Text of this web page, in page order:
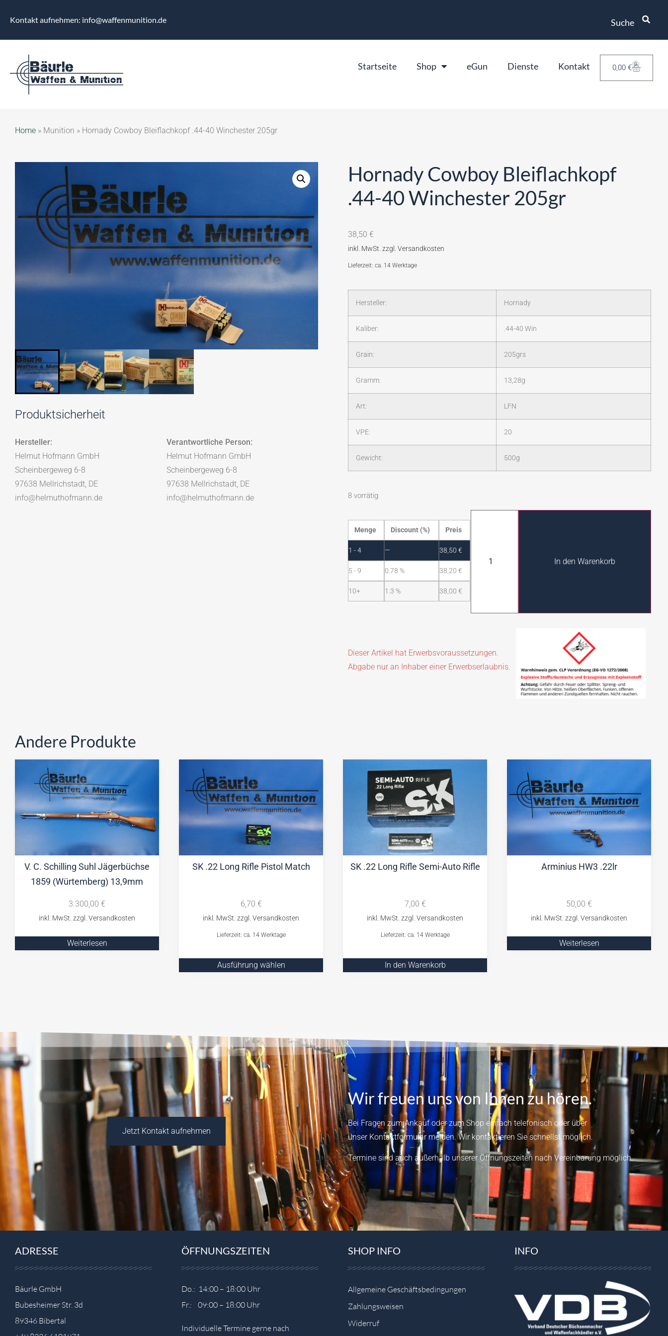
Kontakt aufnehmen: info@waffenmunition.de Suche
Startseite Shop eGun Dienste Kontakt 0,00 € 0
Home » Munition » Hornady Cowboy Bleiflachkopf .44-40 Winchester 205gr
Produktsicherheit
Hersteller:
Helmut Hofmann GmbH
Scheinbergeweg 6-8
97638 Mellrichstadt, DE
info@helmuthofmann.de
Verantwortliche Person:
Helmut Hofmann GmbH
Scheinbergeweg 6-8
97638 Mellrichstadt, DE
info@helmuthofmann.de
Hornady Cowboy Bleiflachkopf
.44-40 Winchester 205gr
38,50 €
Lieferzeit: ca. 14 Werktage
Hersteller: Hornady
Kaliber: .44-40 Win
Grain: 205grs
Gramm: 13,28g
Art: LFN
VPE: 20
Gewicht: 500g
8 vorrätig
Menge Discount (%) Preis
1 - 4 — 38,50 €
5 - 9 0.78 % 38,20 €
10+ 1.3 % 38,00 €
In den Warenkorb
Dieser Artikel hat Erwerbsvoraussetzungen.
Abgabe nur an Inhaber einer Erwerbserlaubnis.
Andere Produkte
V. C. Schilling Suhl Jägerbüchse
1859 (Würtemberg) 13,9mm
3.300,00 €
Weiterlesen
SK .22 Long Rifle Pistol Match
6,70 €
Lieferzeit: ca. 14 Werktage
Ausführung wählen
SK .22 Long Rifle Semi-Auto Rifle
7,00 €
Lieferzeit: ca. 14 Werktage
In den Warenkorb
Arminius HW3 .22lr
50,00 €
Weiterlesen
Jetzt Kontakt aufnehmen
Wir freuen uns von Ihnen zu hören.
Bei Fragen zum Ankauf oder zum Shop einfach telefonisch oder über
unser Kontaktformularmelden.Wir kontaktieren Sie schnellst möglich.
Termine sind auch außerhalb unserer Öffnungszeiten nach Vereinbarung möglich.
ADRESSE
Bäurle GmbH
Bubesheimer Str. 3d
89346 Bibertal
ÖFFNUNGSZEITEN
Do.: 14:00 – 18:00 Uhr
Fr.: 09:00 – 18:00 Uhr
Individuelle Termine gerne nach
SHOP INFO
Allgemeine Geschäftsbedingungen
Zahlungsweisen
Widerruf
INFO